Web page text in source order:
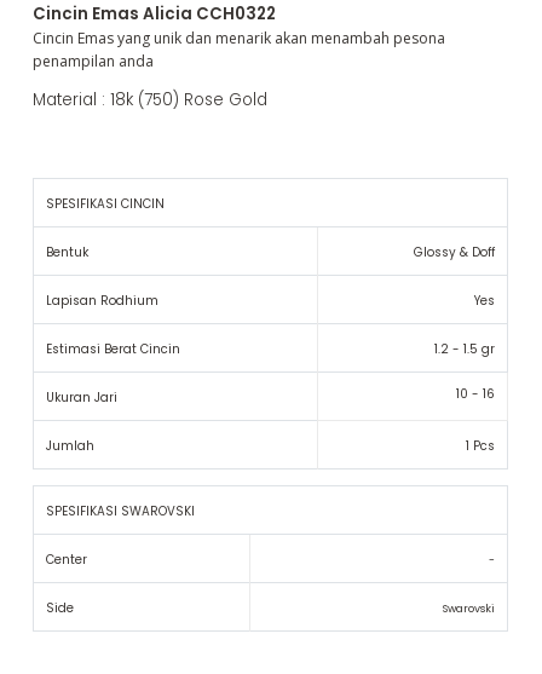
Cincin Emas Alicia CCH0322
Cincin Emas yang unik dan menarik akan menambah pesona
penampilan anda
Material : 18k (750) Rose Gold
SPESIFIKASI CINCIN
Bentuk Glossy & Doff
Lapisan Rodhium Yes
Estimasi Berat Cincin 1.2 - 1.5 gr
Ukuran Jari 10 - 16
Jumlah 1 Pcs
SPESIFIKASI SWAROVSKI
Center -
Side Swarovski